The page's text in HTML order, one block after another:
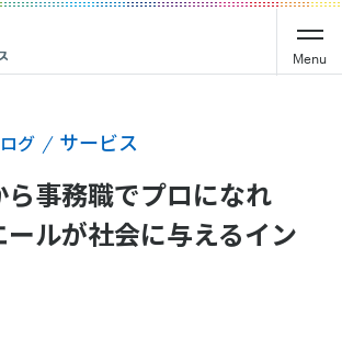
Menu
グ サービス
ら事務職でプロになれ
ールが社会に与えるイン